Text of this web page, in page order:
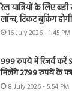
रेल यात्रियों के लिए
लॉन्च, टिकट बुकिंग
16 July 2026 - 1:45 PM
999 रुपये में रिजर्व करें
मिलेंगे 2799 रुपये के
8 July 2026 - 5:54 PM